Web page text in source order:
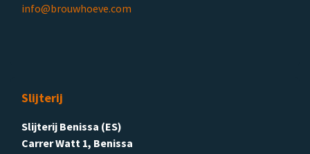
info@brouwhoeve.com
Slijterij
Slijterij Benissa (ES)
Carrer Watt 1, Benissa